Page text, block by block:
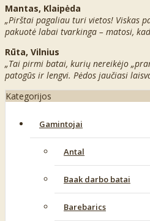
Mantas, Klaipėda
„Pirštai pagaliau turi vietos! Viskas
pakuotė labai tvarkinga – matosi,
Rūta, Vilnius
„Tai pirmi batai, kurių nereikėjo
patogūs ir lengvi. Pėdos jaučiasi
Kategorijos
Gamintojai
Antal
Baak darbo batai
Barebarics